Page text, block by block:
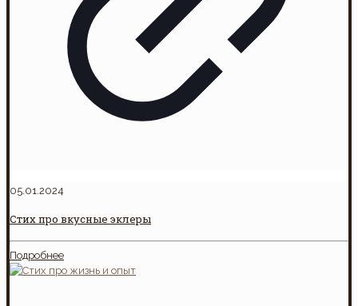
05.01.2024
Стих про вкусные эклеры
Подробнее